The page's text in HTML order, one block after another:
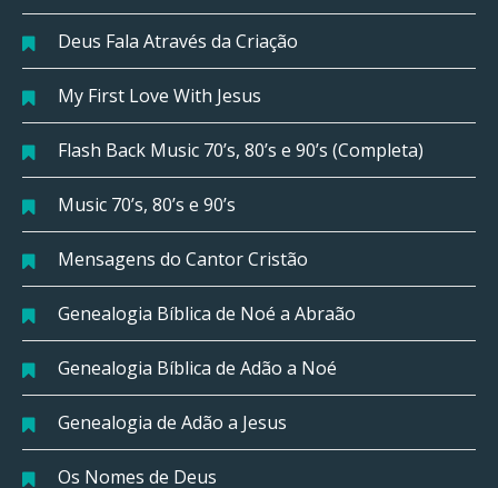
Deus Fala Através da Criação
My First Love With Jesus
Flash Back Music 70’s, 80’s e 90’s (Completa)
Music 70’s, 80’s e 90’s
Mensagens do Cantor Cristão
Genealogia Bíblica de Noé a Abraão
Genealogia Bíblica de Adão a Noé
Genealogia de Adão a Jesus
Os Nomes de Deus